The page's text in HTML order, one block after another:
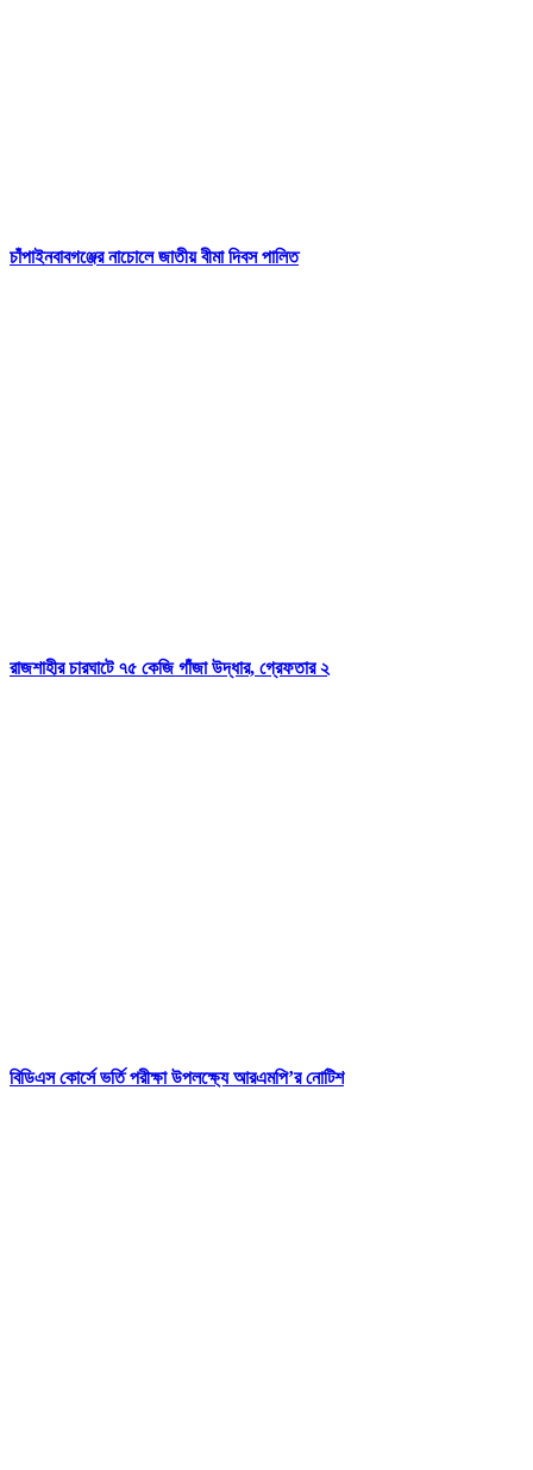
চাঁপাইনবাবগঞ্জের নাচোলে জাতীয় বীমা দিবস পালিত
রাজশাহীর চারঘাটে ৭৫ কেজি গাঁজা উদ্ধার, গ্রেফতার ২
বিডিএস কোর্সে ভর্তি পরীক্ষা উপলক্ষ্যে আরএমপি’র নোটিশ